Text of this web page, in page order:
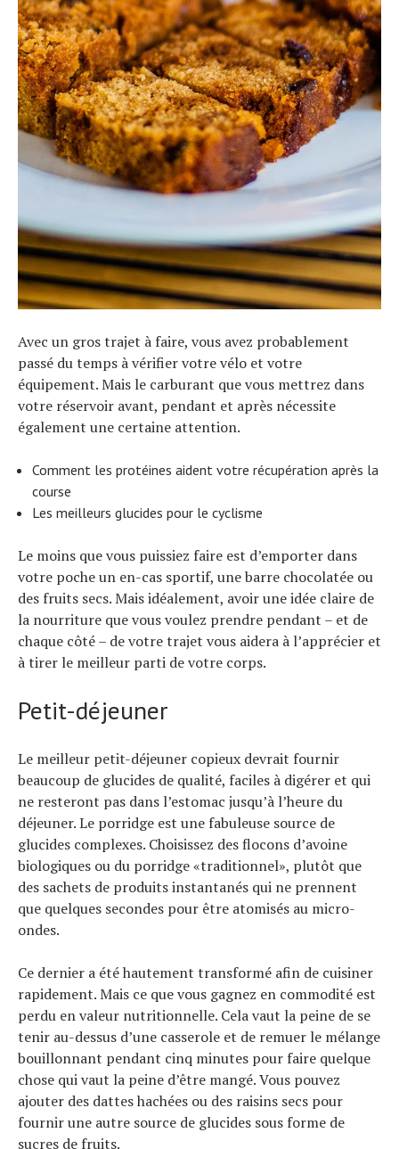
Avec un gros trajet à faire, vous avez probablement
passé du temps à vérifier votre vélo et votre
équipement. Mais le carburant que vous mettrez dans
votre réservoir avant, pendant et après nécessite
également une certaine attention.
Comment les protéines aident votre récupération après la
course
Les meilleurs glucides pour le cyclisme
Le moins que vous puissiez faire est d’emporter dans
votre poche un en-cas sportif, une barre chocolatée ou
des fruits secs. Mais idéalement, avoir une idée claire de
la nourriture que vous voulez prendre pendant – et de
chaque côté – de votre trajet vous aidera à l’apprécier et
à tirer le meilleur parti de votre corps.
Petit-déjeuner
Le meilleur petit-déjeuner copieux devrait fournir
beaucoup de glucides de qualité, faciles à digérer et qui
ne resteront pas dans l’estomac jusqu’à l’heure du
déjeuner. Le porridge est une fabuleuse source de
glucides complexes. Choisissez des flocons d’avoine
biologiques ou du porridge «traditionnel», plutôt que
des sachets de produits instantanés qui ne prennent
que quelques secondes pour être atomisés au micro-
ondes.
Ce dernier a été hautement transformé afin de cuisiner
rapidement. Mais ce que vous gagnez en commodité est
perdu en valeur nutritionnelle. Cela vaut la peine de se
tenir au-dessus d’une casserole et de remuer le mélange
bouillonnant pendant cinq minutes pour faire quelque
chose qui vaut la peine d’être mangé. Vous pouvez
ajouter des dattes hachées ou des raisins secs pour
fournir une autre source de glucides sous forme de
sucres de fruits.